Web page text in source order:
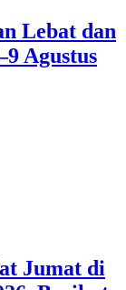
Lebat dan
Agustus
Jumat di